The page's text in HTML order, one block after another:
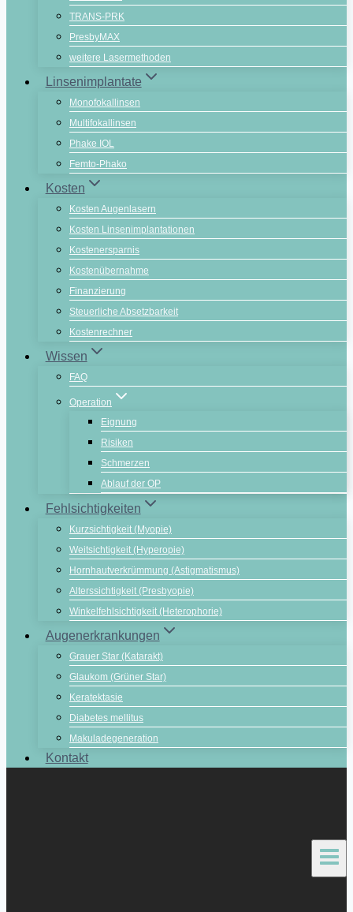
TRANS-PRK
PresbyMAX
weitere Lasermethoden
Linsenimplantate
Monofokallinsen
Multifokallinsen
Phake IOL
Femto-Phako
Kosten
Kosten Augenlasern
Kosten Linsenimplantationen
Kostenersparnis
Kostenübernahme
Finanzierung
Steuerliche Absetzbarkeit
Kostenrechner
Wissen
FAQ
Operation
Eignung
Risiken
Schmerzen
Ablauf der OP
Fehlsichtigkeiten
Kurzsichtigkeit (Myopie)
Weitsichtigkeit (Hyperopie)
Hornhautverkrümmung (Astigmatismus)
Alterssichtigkeit (Presbyopie)
Winkelfehlsichtigkeit (Heterophorie)
Augenerkrankungen
Grauer Star (Katarakt)
Glaukom (Grüner Star)
Keratektasie
Diabetes mellitus
Makuladegeneration
Kontakt